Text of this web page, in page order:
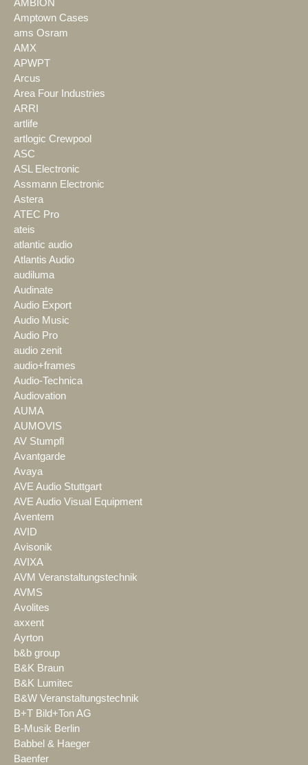
AMBION
Amptown Cases
ams Osram
AMX
APWPT
Arcus
Area Four Industries
ARRI
artlife
artlogic Crewpool
ASC
ASL Electronic
Assmann Electronic
Astera
ATEC Pro
ateis
atlantic audio
Atlantis Audio
audiluma
Audinate
Audio Export
Audio Music
Audio Pro
audio zenit
audio+frames
Audio-Technica
Audiovation
AUMA
AUMOVIS
AV Stumpfl
Avantgarde
Avaya
AVE Audio Stuttgart
AVE Audio Visual Equipment
Aventem
AVID
Avisonik
AVIXA
AVM Veranstaltungstechnik
AVMS
Avolites
axxent
Ayrton
b&b group
B&K Braun
B&K Lumitec
B&W Veranstaltungstechnik
B+T Bild+Ton AG
B-Musik Berlin
Babbel & Haeger
Baenfer